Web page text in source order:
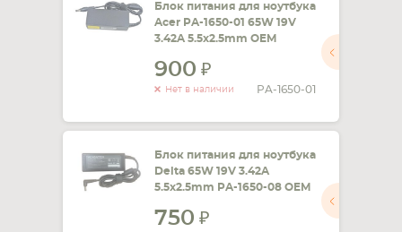
Блок питания для ноутбука
Acer PA-1650-01 65W 19V
3.42A 5.5x2.5mm OEM
900
Нет в наличии PA-1650-01
Блок питания для ноутбука
Delta 65W 19V 3.42A
5.5x2.5mm PA-1650-08 OEM
750